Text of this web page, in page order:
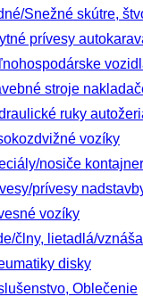
Snežné skútre,
prívesy
stroje
ruky
vozíky
nosiče
prívesy
vozíky
člny, lietadlá/
disky
Oblečenie
stroje nakladače /
ruky autožeriavy
vozíky
kontajnerov
nadstavby
lietadlá/vznášadlá
disky
Oblečenie